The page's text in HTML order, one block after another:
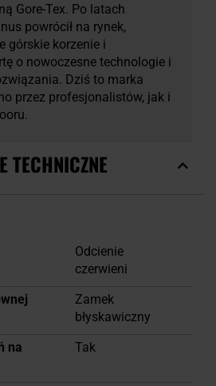
Gore-Tex. Po latach
powrócił na rynek,
górskie korzenie i
o nowoczesne technologie i
Dziś to marka
przez profesjonalistów, jak i
TECHNICZNE
Odcienie
czerwieni
Zamek
błyskawiczny
na
Tak